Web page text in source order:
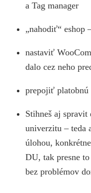
a Tag manager
„nahodiť“ eshop
nastaviť
dalo cez neho
prepojiť platobnú
Stihneš aj
univerzitu – teda
úlohou,
DU, tak presne
bez problémov